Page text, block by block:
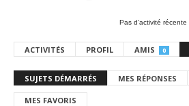
Pas d’activité récente
ACTIVITÉS PROFIL AMIS 0
SUJETS DÉMARRÉS MES RÉPONSES
MES FAVORIS